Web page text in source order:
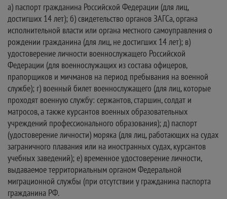
а) паспорт гражданина Российской Федерации (для лиц,
достигших 14 лет); б) свидетельство органов ЗАГСа, органа
исполнительной власти или органа местного самоуправления о
рождении гражданина (для лиц, не достигших 14 лет); в)
удостоверение личности военнослужащего Российской
Федерации (для военнослужащих из состава офицеров,
прапорщиков и мичманов на период пребывания на военной
службе); г) военный билет военнослужащего (для лиц, которые
проходят военную службу: сержантов, старшин, солдат и
матросов, а также курсантов военных образовательных
учреждений профессионального образования); д) паспорт
(удостоверение личности) моряка (для лиц, работающих на судах
заграничного плавания или на иностранных судах, курсантов
учебных заведений); е) временное удостоверение личности,
выдаваемое территориальным органом Федеральной
миграционной службы (при отсутствии у гражданина паспорта
гражданина РФ.